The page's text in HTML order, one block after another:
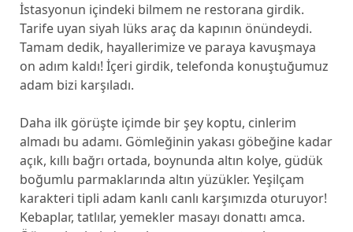
İstasyonun içindeki bilmem ne restorana girdik.
Tarife uyan siyah lüks araç da kapının önündeydi.
Tamam dedik, hayallerimize ve paraya kavuşmaya
on adım kaldı! İçeri girdik, telefonda konuştuğumuz
adam bizi karşıladı.
Daha ilk görüşte içimde bir şey koptu, cinlerim
almadı bu adamı. Gömleğinin yakası göbeğine kadar
açık, kıllı bağrı ortada, boynunda altın kolye, güdük
boğumlu parmaklarında altın yüzükler. Yeşilçam
karakteri tipli adam kanlı canlı karşımızda oturuyor!
Kebaplar, tatlılar, yemekler masayı donattı amca.